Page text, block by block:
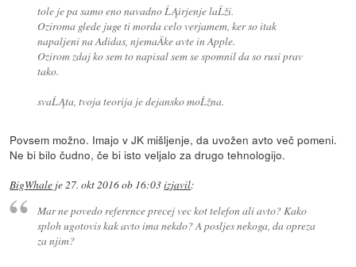
tole je pa samo eno navadno ĹĄirjenje laĹži.
Oziroma glede juge ti morda celo verjamem, ker so itak
napaljeni na Adidas, njemaÄke avte in Apple.
Ozirom zdaj ko sem to napisal sem se spomnil da so rusi prav
tako.
svaĹĄta, tvoja teorija je dejansko moĹžna.
Povsem možno. Imajo v JK mišljenje, da uvožen avto več pomeni.
Ne bi bilo čudno, če bi isto veljalo za drugo tehnologijo.
BigWhale je 27. okt 2016 ob 16:03izjavil:
Mar ne povedo reference precej vec kot telefon ali avto? Kako
sploh ugotovis kak avto ima nekdo? A posljes nekoga, da opreza
za njim?